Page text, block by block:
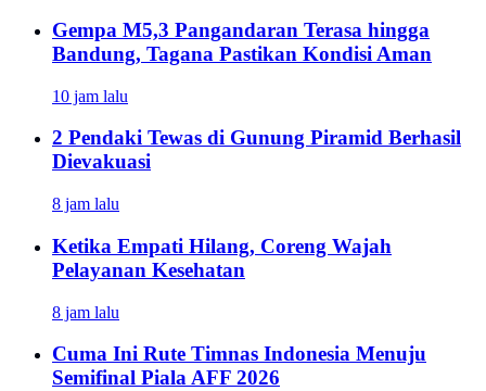
Gempa M5,3 Pangandaran Terasa hingga
Bandung, Tagana Pastikan Kondisi Aman
10 jam lalu
2 Pendaki Tewas di Gunung Piramid Berhasil
Dievakuasi
8 jam lalu
Ketika Empati Hilang, Coreng Wajah
Pelayanan Kesehatan
8 jam lalu
Cuma Ini Rute Timnas Indonesia Menuju
Semifinal Piala AFF 2026